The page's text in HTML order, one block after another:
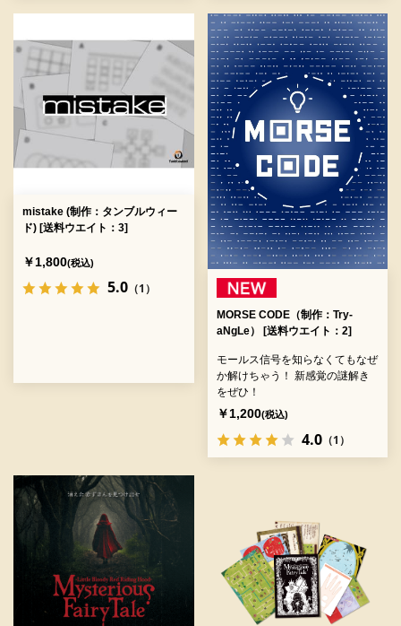
mistake (制作：タンブルウィー
ド) [送料ウエイト：3]
￥1,800(税込)
5.0 （1）
MORSE CODE（制作：Try-
aNgLe） [送料ウエイト：2]
モールス信号を知らなくてもなぜ
か解けちゃう！ 新感覚の謎解き
をぜひ！
￥1,200(税込)
4.0（1）